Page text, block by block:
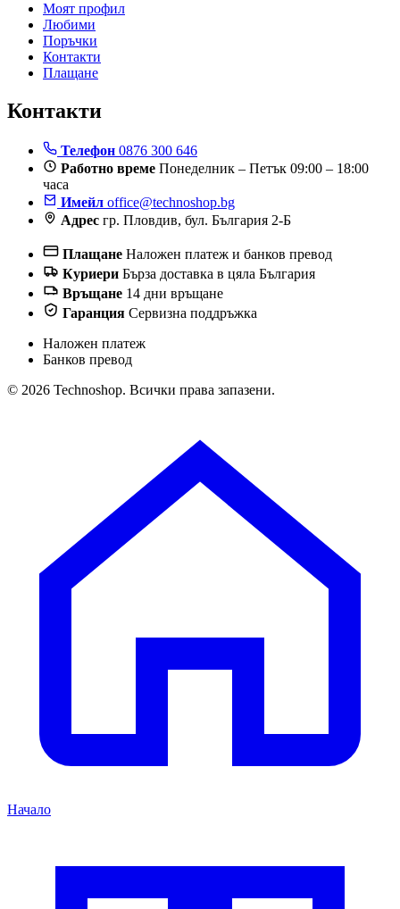
Моят профил
Любими
Поръчки
Контакти
Плащане
Контакти
Телефон 0876 300 646
Работно време Понеделник – Петък 09:00 – 18:00
часа
Имейл office@technoshop.bg
Адрес гр. Пловдив, бул. България 2-Б
Плащане Наложен платеж и банков превод
Куриери Бърза доставка в цяла България
Връщане 14 дни връщане
Гаранция Сервизна поддръжка
Наложен платеж
Банков превод
© 2026 Technoshop. Всички права запазени.
Начало